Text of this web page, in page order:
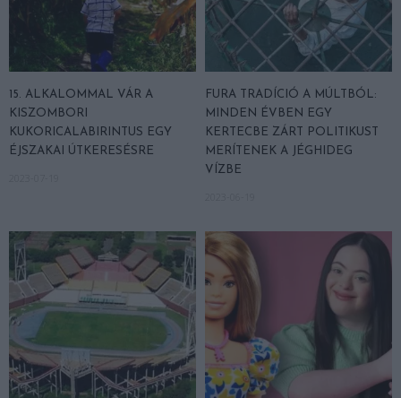
15. ALKALOMMAL VÁR A
KISZOMBORI
KUKORICALABIRINTUS EGY
ÉJSZAKAI ÚTKERESÉSRE
FURA TRADÍCIÓ A MÚLTBÓL:
MINDEN ÉVBEN EGY
KERTECBE ZÁRT POLITIKUST
MERÍTENEK A JÉGHIDEG
VÍZBE